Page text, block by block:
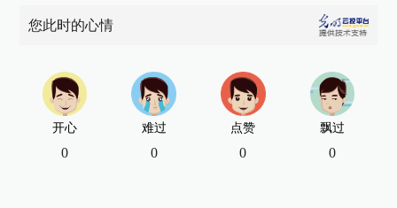
您此时的心情
开心
0
难过
0
点赞
0
飘过
0